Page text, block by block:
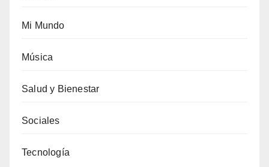
Mi Mundo
Música
Salud y Bienestar
Sociales
Tecnología